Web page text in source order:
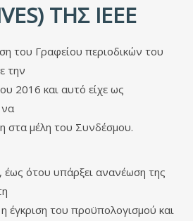
ΤΗΣ IEEE
του Γραφείου περιοδικών του
την
2016 και αυτό είχε ως
στα μέλη του Συνδέσμου.
έως ότου υπάρξει ανανέωση της
έγκριση του προϋπολογισμού και